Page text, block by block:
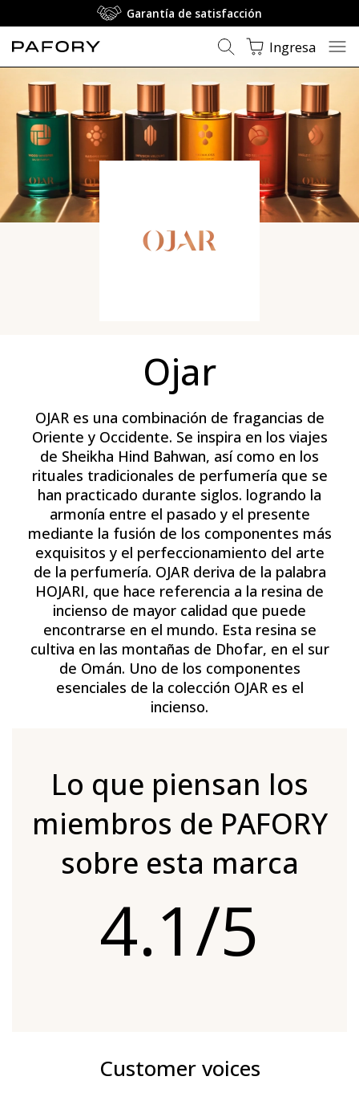
Garantía de satisfacción
Ingresa
Ojar
OJAR es una combinación de fragancias de
Oriente y Occidente. Se inspira en los viajes
de Sheikha Hind Bahwan, así como en los
rituales tradicionales de perfumería que se
han practicado durante siglos. logrando la
armonía entre el pasado y el presente
mediante la fusión de los componentes más
exquisitos y el perfeccionamiento del arte
de la perfumería. OJAR deriva de la palabra
HOJARI, que hace referencia a la resina de
incienso de mayor calidad que puede
encontrarse en el mundo. Esta resina se
cultiva en las montañas de Dhofar, en el sur
de Omán. Uno de los componentes
esenciales de la colección OJAR es el
incienso.
Lo que piensan los
miembros de PAFORY
sobre esta marca
4.1/5
Customer voices